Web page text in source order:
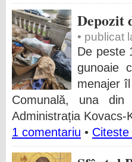
Depozit
• publicat
De peste
gunoaie
menajer
Comunală, una
Administrația Kovacs-
1 comentariu •